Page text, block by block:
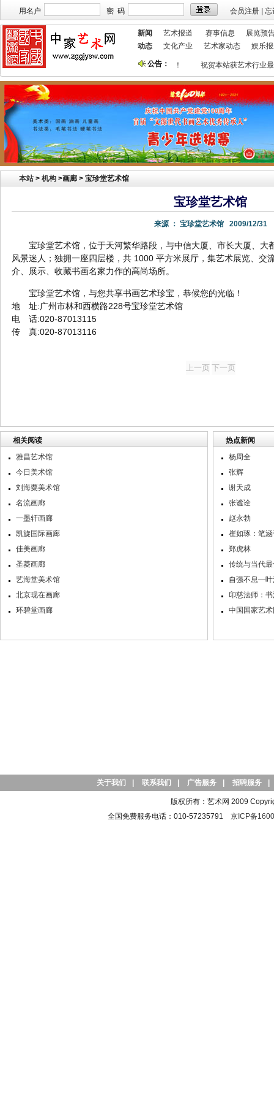
用名户 密 码 会员注册 忘
新闻 艺术报道 赛事信息
展览预
动态
文化产业 艺术家动态 娱乐
公告：
本站欢迎艺术家宣传投放！ 祝贺本站获艺术行业最
本站 > 机构 >画廊 > 宝珍堂艺术馆
宝珍堂艺术馆
来源 ： 宝珍堂艺术馆 2009/12/31
宝珍堂艺术馆，位于天河繁华路段，与中信大厦、市长大厦、大
风景迷人；独拥一座四层楼，共 1000 平方米展厅，集艺术展览、交
介、展示、收藏书画名家力作的高尚场所。
宝珍堂艺术馆，与您共享书画艺术珍宝，恭候您的光临！
地 址:广州市林和西横路228号宝珍堂艺术馆
电 话:020-87013115
传 真:020-87013116
相关阅读
雅昌艺术馆
今日美术馆
刘海粟美术馆
名流画廊
一墨轩画廊
凯旋国际画廊
佳美画廊
圣菱画廊
艺海堂美术馆
北京现在画廊
环碧堂画廊
热点新闻
杨周全
张辉
谢天成
张谧诠
赵永勃
崔如琢：笔
郑虎林
传统与当代
自强不息—叶
印慈法师：
中国国家艺
关于我们 联系我们 广告服务 招聘服务
版权所有：艺术网 2009
全国免费服务电话：010-57235791 京ICP备